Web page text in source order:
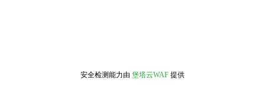
安全检测能力由 堡塔云WAF 提供